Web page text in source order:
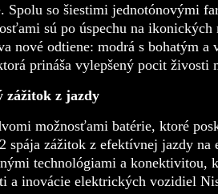
Spolu so šiestimi jednotónovými
sú po úspechu na ikonických
nové odtiene: modrá s bohatým a
prináša vylepšený pocit živosti
zážitok z jazdy
možnosťami batérie, ktoré
spája zážitok z efektívnej jazdy na
technológiami a konektivitou,
a inovácie elektrických vozidiel